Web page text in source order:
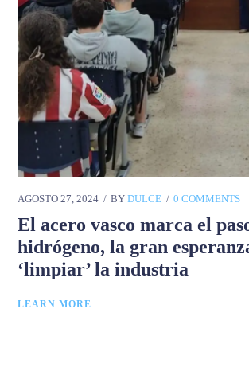
AGOSTO 27, 2024 BYDULCE 0 COMMENTS
El acero vasco marca el
hidrógeno, la gran
‘limpiar’ la industria
LEARN MORE